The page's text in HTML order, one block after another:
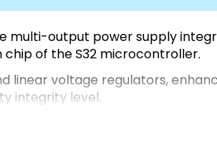
multi-output power supply
of the S32 microcontroller.
linear voltage regulators,
integrity level.
scalability in power and
and is qualified